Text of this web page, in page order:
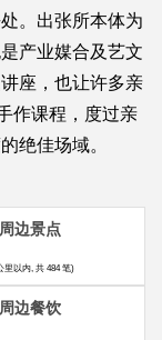
。出张所本体为
产业媒合及艺文
座，也让许多亲
作课程，度过亲
绝佳场域。
周边景点
里以内, 共 484 笔)
周边餐饮